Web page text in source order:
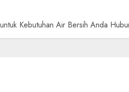
Kebutuhan Air Bersih Anda